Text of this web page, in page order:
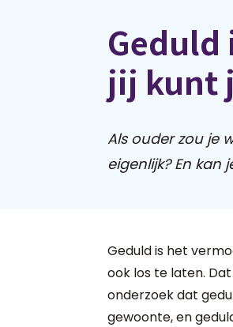
Geduld
jij kunt
Als ouder zou je
eigenlijk? En kan
Geduld is het
ook los te laten.
onderzoek dat
gewoonte, en